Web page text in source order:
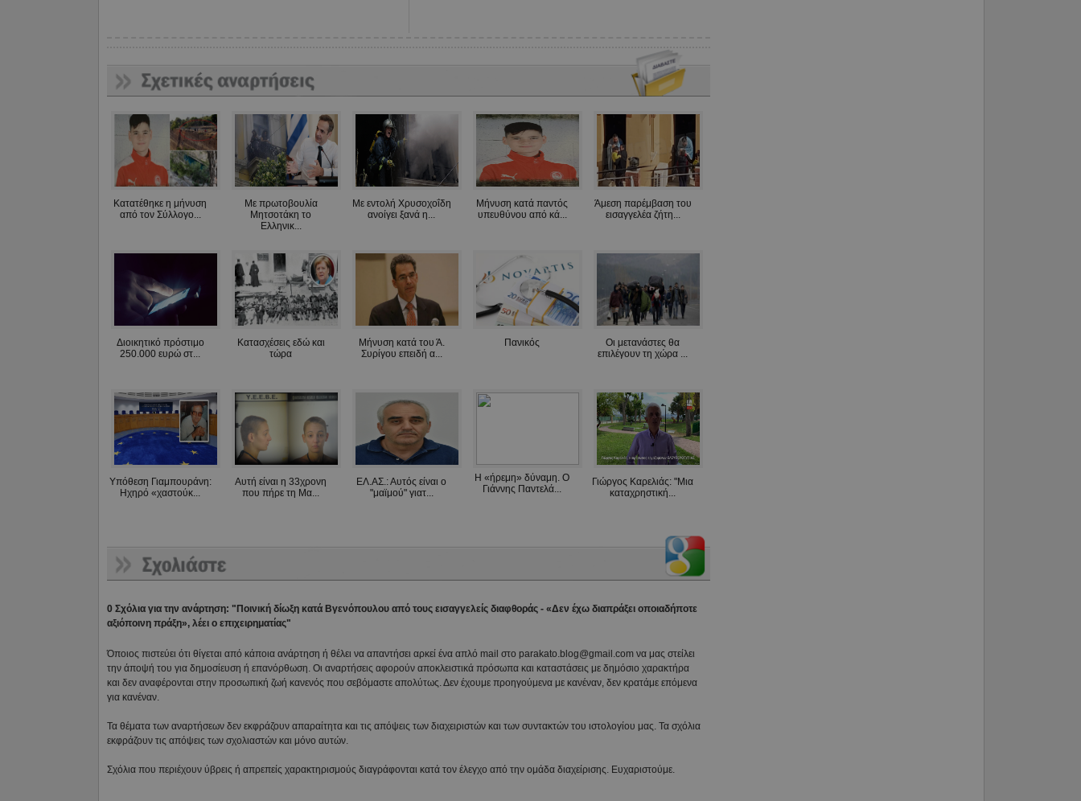
Kατατέθηκε η μήνυση
από τον Σύλλογο...
Με πρωτοβουλία
Μητσοτάκη το
Ελληνικ...
Με εντολή Χρυσοχοΐδη
ανοίγει ξανά η...
Μήνυση κατά παντός
υπευθύνου από κά...
Άμεση παρέμβαση του
εισαγγελέα ζήτη...
Διοικητικό πρόστιμο
250.000 ευρώ στ...
Κατασχέσεις εδώ και
τώρα
Μήνυση κατά του Ά.
Συρίγου επειδή α...
Πανικός
Οι μετανάστες θα
επιλέγουν τη χώρα ...
Υπόθεση Γιαμπουράνη:
Ηχηρό «χαστούκ...
Αυτή είναι η 33χρονη
που πήρε τη Μα...
ΕΛ.ΑΣ.: Αυτός είναι ο
"μαϊμού" γιατ...
Η «ήρεμη» δύναμη. Ο
Γιάννης Παντελά...
Γιώργος Καρελιάς: "Μια
καταχρηστική...
0 Σχόλια για την ανάρτηση: "Ποινική δίωξη κατά Βγενόπουλου από τους εισαγγελείς διαφθοράς - «Δεν έχω διαπράξει οποιαδήποτε
αξιόποινη πράξη», λέει ο επιχειρηματίας"
Όποιος πιστεύει ότι θίγεται από κάποια ανάρτηση ή θέλει να απαντήσει αρκεί ένα απλό mail στο parakato.blog@gmail.com να μας στείλει
την άποψή του για δημοσίευση ή επανόρθωση. Οι αναρτήσεις αφορούν αποκλειστικά πρόσωπα και καταστάσεις με δημόσιο χαρακτήρα
και δεν αναφέρονται στην προσωπική ζωή κανενός που σεβόμαστε απολύτως. Δεν έχουμε προηγούμενα με κανέναν, δεν κρατάμε επόμενα
για κανέναν.
Τα θέματα των αναρτήσεων δεν εκφράζουν απαραίτητα και τις απόψεις των διαχειριστών και των συντακτών του ιστολογίου μας. Τα σχόλια
εκφράζουν τις απόψεις των σχολιαστών και μόνο αυτών.
Σχόλια που περιέχουν ύβρεις ή απρεπείς χαρακτηρισμούς διαγράφονται κατά τον έλεγχο από την ομάδα διαχείρισης. Ευχαριστούμε.